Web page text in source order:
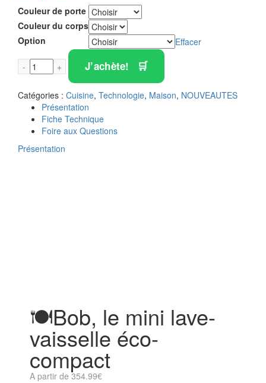
Couleur de porte
Couleur du corps
Option
Effacer
J’achète!
Catégories : Cuisine, Technologie, Maison, NOUVEAUTES
Présentation
Fiche Technique
Foire aux Questions
Présentation
🍽️Bob, le mini lave-
vaisselle éco-
compact
A partir de 354.99€